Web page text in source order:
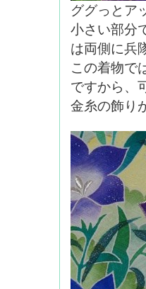
ググっとア
小さい部分
は両側に兵
この着物で
ですから、
金糸の飾り